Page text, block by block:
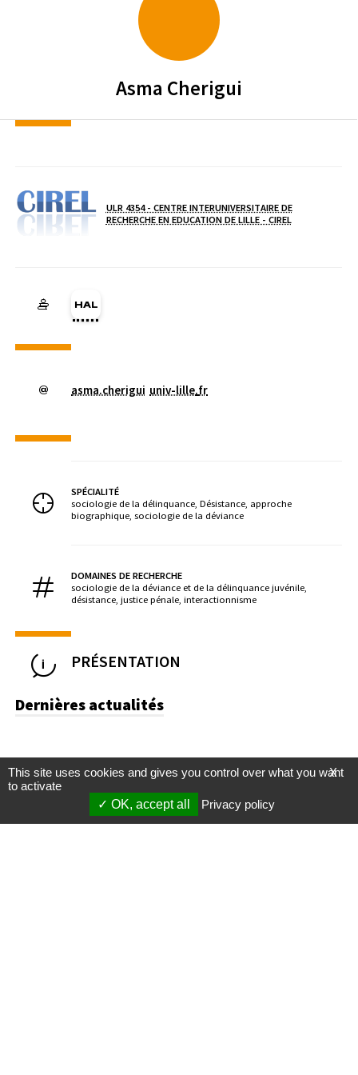
Asma Cherigui
ULR 4354 - CENTRE INTERUNIVERSITAIRE DE
RECHERCHE EN EDUCATION DE LILLE - CIREL
HAL https://hal.science (Ouverture dans une nouvelle fenêtre)
asma.cherigui univ-lille.fr
SPÉCIALITÉ
sociologie de la délinquance, Désistance, approche
biographique, sociologie de la déviance
DOMAINES DE RECHERCHE
sociologie de la déviance et de la délinquance juvénile,
désistance, justice pénale, interactionnisme
PRÉSENTATION
Dernières actualités
X
This site uses cookies and gives you control over what you want
to activate
OK, accept all
Privacy policy